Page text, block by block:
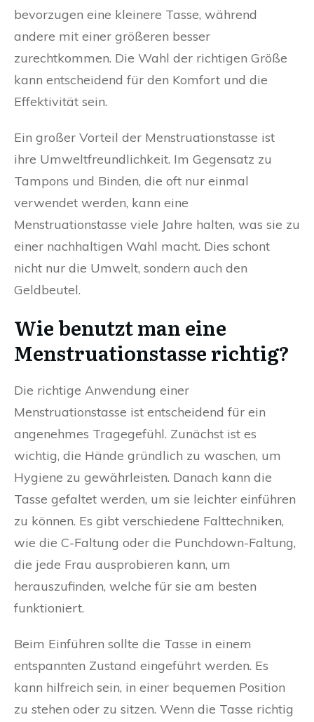
bevorzugen eine kleinere Tasse, während
andere mit einer größeren besser
zurechtkommen. Die Wahl der richtigen Größe
kann entscheidend für den Komfort und die
Effektivität sein.
Ein großer Vorteil der Menstruationstasse ist
ihre Umweltfreundlichkeit. Im Gegensatz zu
Tampons und Binden, die oft nur einmal
verwendet werden, kann eine
Menstruationstasse viele Jahre halten, was sie zu
einer nachhaltigen Wahl macht. Dies schont
nicht nur die Umwelt, sondern auch den
Geldbeutel.
Wie benutzt man eine
Menstruationstasse richtig?
Die richtige Anwendung einer
Menstruationstasse ist entscheidend für ein
angenehmes Tragegefühl. Zunächst ist es
wichtig, die Hände gründlich zu waschen, um
Hygiene zu gewährleisten. Danach kann die
Tasse gefaltet werden, um sie leichter einführen
zu können. Es gibt verschiedene Falttechniken,
wie die C-Faltung oder die Punchdown-Faltung,
die jede Frau ausprobieren kann, um
herauszufinden, welche für sie am besten
funktioniert.
Beim Einführen sollte die Tasse in einem
entspannten Zustand eingeführt werden. Es
kann hilfreich sein, in einer bequemen Position
zu stehen oder zu sitzen. Wenn die Tasse richtig